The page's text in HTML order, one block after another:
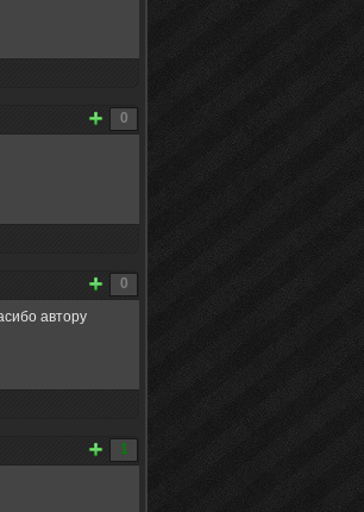
0
0
автору
1